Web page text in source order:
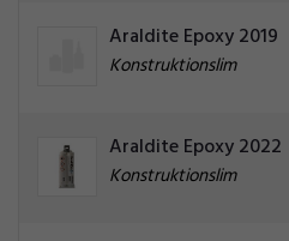
Araldite Epoxy 2019
Konstruktionslim
Araldite Epoxy 2022
Konstruktionslim